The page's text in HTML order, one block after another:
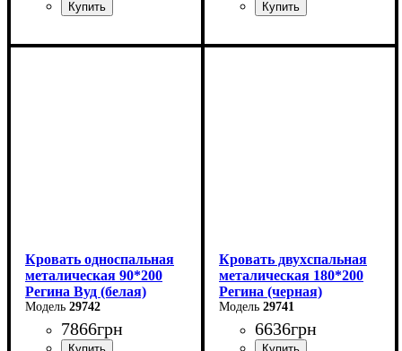
Ширина: 140 см
Ширина: 120 см
Кровать односпальная
металическая 90*200
Регина Вуд (белая)
29742
7866грн
Кровать двухспальная
металическая 180*200
Регина (черная)
29741
6636грн